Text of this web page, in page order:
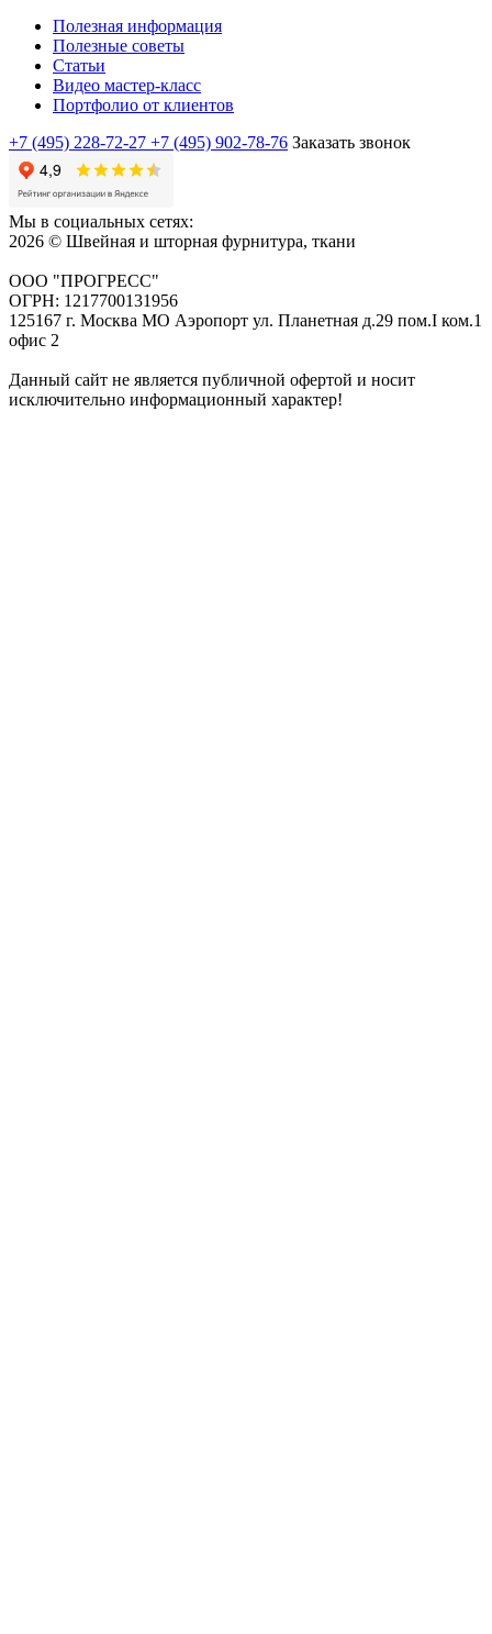
Полезная информация
Полезные советы
Статьи
Видео мастер-класс
Портфолио от клиентов
+7 (495) 228-72-27 +7 (495) 902-78-76 Заказать звонок
Мы в социальных сетях:
2026 © Швейная и шторная фурнитура, ткани
ООО "ПРОГРЕСС"
ОГРН: 1217700131956
125167 г. Москва МО Аэропорт ул. Планетная д.29 пом.I ком.1
офис 2
Данный сайт не является публичной офертой и носит
исключительно информационный характер!